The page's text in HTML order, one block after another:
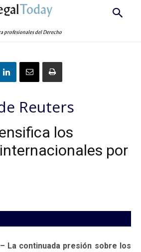
Today
profesionales del Derecho
Reuters
los
por
La continuada presión sobre los